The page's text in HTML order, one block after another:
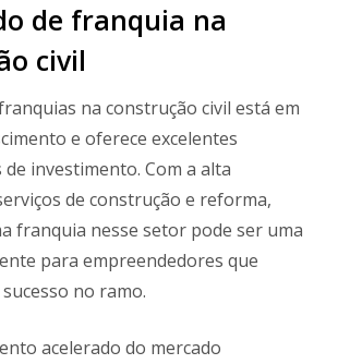
de franquia na
civil
na construção civil está em
e oferece excelentes
investimento. Com a alta
de construção e reforma,
franquia nesse setor pode ser uma
para empreendedores que
no ramo.
acelerado do mercado